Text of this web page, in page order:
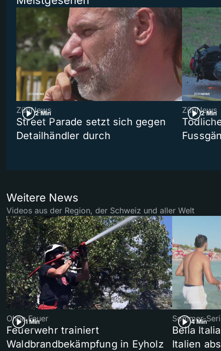
2 Min
ZüriNews
Street Parade setzt sich gegen
Detailhändler durch
2 Min
ZüriNews
Weitere News
Videos aus der Region, der Schweiz und aller Welt
1 Min
Ohne Feuer
Feuerwehr trainiert
Waldbrandbekämpfung in Eyholz
4 Min
Sommer-
Bella
Italien